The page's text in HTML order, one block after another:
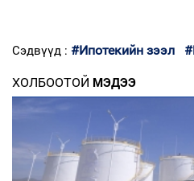
Сэдвүүд : #Ипотекийн зээл
ХОЛБООТОЙ МЭДЭЭ